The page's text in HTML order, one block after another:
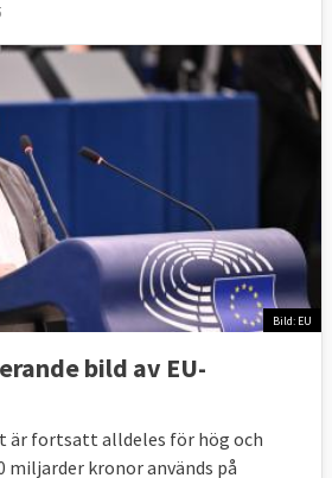
Bild: EU
bild av EU-
är fortsatt alldeles för hög och
miljarder kronor används på